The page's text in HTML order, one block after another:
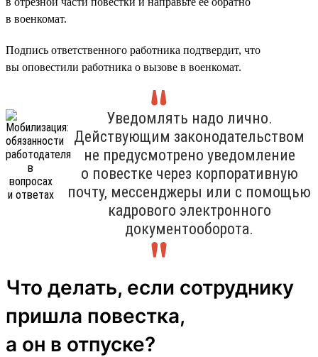
в военкомат.
Подпись ответственного работника подтвердит, что
вы оповестили работника о вызове в военкомат.
Уведомлять надо лично.
Действующим законодательством
не предусмотрено уведомление
о повестке через корпоративную
почту, мессенджеры или с помощью
кадрового электронного
документооборота.
Что делать, если сотруднику
пришла повестка,
а он в отпуске?